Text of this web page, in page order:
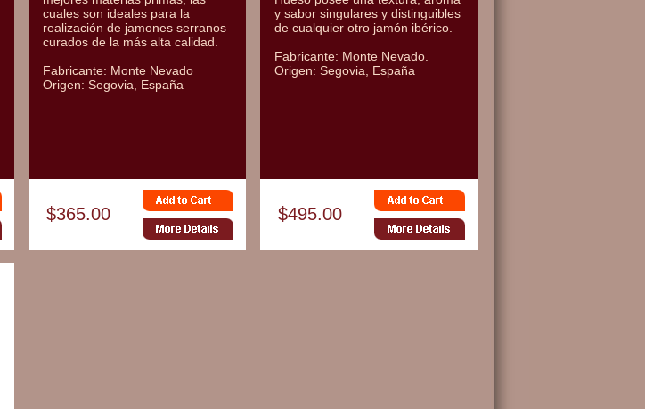
cuales son ideales para la
realización de jamones serranos
curados de la más alta calidad.
Fabricante: Monte Nevado
Origen: Segovia, España
$365.00
y sabor singulares y distinguibles
de cualquier otro jamón ibérico.
Fabricante: Monte Nevado.
Origen: Segovia, España
$495.00